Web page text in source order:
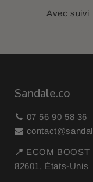
Avec suivi
Sandale.co
07 56 90 58 36
📍 ECOM BOOST
82601, États-Unis